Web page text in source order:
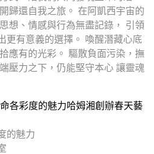
歸還自我之旅。 在阿凱西宇宙的
想、情感與行為無盡記錄， 引領
更有意義的選擇。 喚醒潛藏心底
應有的光彩。 驅散負面污染，撫
壓力之下，仍能堅守本心 讓靈魂
的魅力